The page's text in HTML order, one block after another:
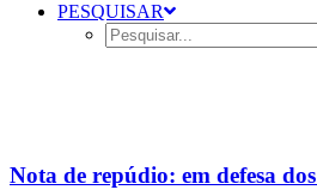
PESQUISAR
Nota de repúdio: em defesa